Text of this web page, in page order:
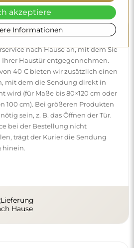
Hause
nach Hause an, mit dem Sie
Haustür entgegennehmen.
40 € bieten wir zusätzlich einen
mit dem die Sendung direkt in
wird (für Maße bis 80×120 cm oder
100 cm). Bei größeren Produkten
sein, z. B. das Öffnen der Tür.
bei der Bestellung nicht
trägt der Kurier die Sendung
hinein.
Informationen
akzeptiere